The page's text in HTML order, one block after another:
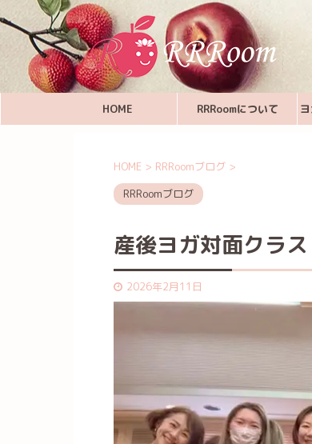
HOME RRRoomについて
HOME > RRRoomブログ >
RRRoomブログ
産後ヨガ対面クラス
2026年2月11日